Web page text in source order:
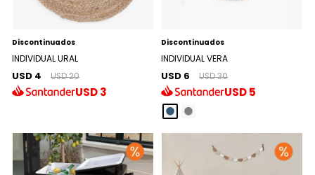
Discontinuados
INDIVIDUAL URAL
USD 4 USD 20
USD3
Discontinuados
INDIVIDUAL VERA
USD 6 USD 30
USD5